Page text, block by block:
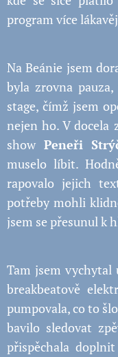
program více
Na Beánie jsem
byla zrovna
stage, čímž jsem
nejen ho. V docela
show Peneři
muselo líbit.
rapovalo jejich
potřeby mohli
jsem se přesunul k
Tam jsem vychytal
breakbeatově
pumpovala, co to
bavilo sledovat
přispěchala